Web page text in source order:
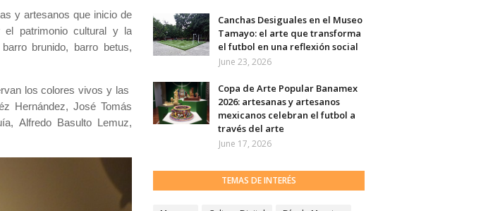
y artesanos que inicio de
el patrimonio cultural y la
brunido, barro betus,
los colores vivos y las
Hernández, José Tomás
Alfredo Basulto Lemuz,
Canchas Desiguales en el Museo
Tamayo: el arte que transforma
el futbol en una reflexión social
June 23, 2026
Copa de Arte Popular Banamex
2026: artesanas y artesanos
mexicanos celebran el futbol a
través del arte
June 17, 2026
TEMAS DE INTERÉS